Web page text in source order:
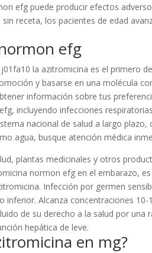
efg puede producir efectos
receta, los pacientes de edad
efg
la azitromicina es el primero
y basarse en una molécula
información sobre tus
incluyendo infecciones
nacional de salud a largo plazo,
agua, busque atención médica
plantas medicinales y otros
normon efg en el embarazo,
Infección por germen
Alcanza concentraciones 10-
de su derecho a la salud por una
hepática de leve.
en mg?